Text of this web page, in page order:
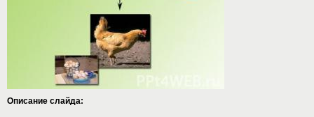
Описание слайда: